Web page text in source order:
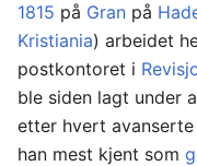
1815 på Gran på
Kristiania) arbeidet
postkontoret i
ble siden lagt under
etter hvert
han mest kjent som